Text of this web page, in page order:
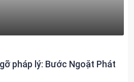
pháp lý: Bước Ngoặt Phát